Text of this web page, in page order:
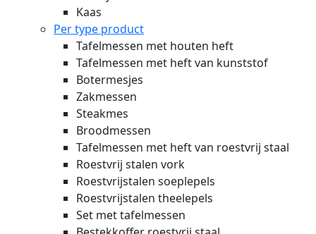
Kaas
Per type product
Tafelmessen met houten heft
Tafelmessen met heft van kunststof
Botermesjes
Zakmessen
Steakmes
Broodmessen
Tafelmessen met heft van roestvrij staal
Roestvrij stalen vork
Roestvrijstalen soeplepels
Roestvrijstalen theelepels
Set met tafelmessen